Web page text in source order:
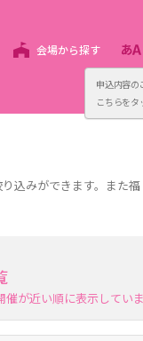
申込内容の
こちらを
会場から探す
込みができます。また福
が近い順に表示してい